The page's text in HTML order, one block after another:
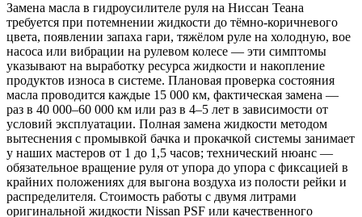
Замена масла в гидроусилителе руля на Ниссан Теана
требуется при потемнении жидкости до тёмно-коричневого
цвета, появлении запаха гари, тяжёлом руле на холодную, вое
насоса или вибрации на рулевом колесе — эти симптомы
указывают на выработку ресурса жидкости и накопление
продуктов износа в системе. Плановая проверка состояния
масла проводится каждые 15 000 км, фактическая замена —
раз в 40 000–60 000 км или раз в 4–5 лет в зависимости от
условий эксплуатации. Полная замена жидкости методом
вытеснения с промывкой бачка и прокачкой системы занимает
у наших мастеров от 1 до 1,5 часов; технический нюанс —
обязательное вращение руля от упора до упора с фиксацией в
крайних положениях для выгона воздуха из полости рейки и
распределителя. Стоимость работы с двумя литрами
оригинальной жидкости Nissan PSF или качественного